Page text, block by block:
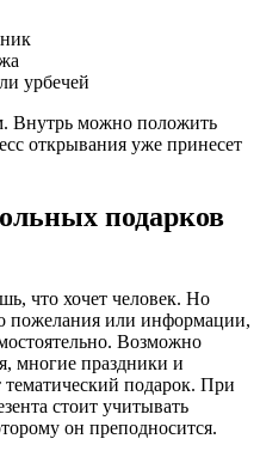
урбечей
Внутрь можно положить
открывания уже принесет
подарков
что хочет человек. Но
пожелания или информации,
Возможно
многие праздники и
подарок. При
стоит учитывать
он преподносится.